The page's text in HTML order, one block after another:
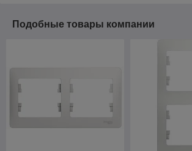
Подобные товары компании